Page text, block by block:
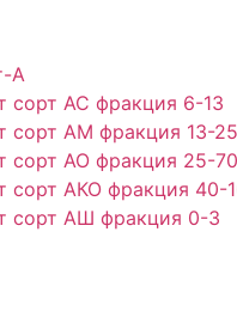
А
сорт АС фракция 6-13
сорт АМ фракция 13-
сорт АО фракция 25-70
сорт АКО фракция 40-
сорт АШ фракция 0-3